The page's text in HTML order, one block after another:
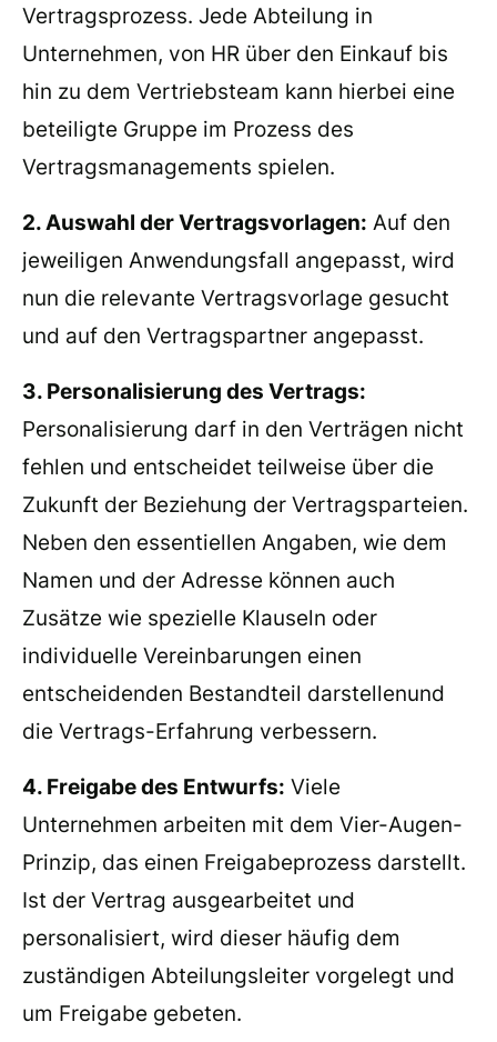
Vertragsprozess. Jede Abteilung in
Unternehmen, von HR über den Einkauf bis
hin zu dem Vertriebsteam kann hierbei eine
beteiligte Gruppe im Prozess des
Vertragsmanagements spielen.
2. Auswahl der Vertragsvorlagen: Auf den
jeweiligen Anwendungsfall angepasst, wird
nun die relevante Vertragsvorlage gesucht
und auf den Vertragspartner angepasst.
3. Personalisierung des Vertrags:
Personalisierung darf in den Verträgen nicht
fehlen und entscheidet teilweise über die
Zukunft der Beziehung der Vertragsparteien.
Neben den essentiellen Angaben, wie dem
Namen und der Adresse können auch
Zusätze wie spezielle Klauseln oder
individuelle Vereinbarungen einen
entscheidenden Bestandteil darstellenund
die Vertrags-Erfahrung verbessern.
4. Freigabe des Entwurfs: Viele
Unternehmen arbeiten mit dem Vier-Augen-
Prinzip, das einen Freigabeprozess darstellt.
Ist der Vertrag ausgearbeitet und
personalisiert, wird dieser häufig dem
zuständigen Abteilungsleiter vorgelegt und
um Freigabe gebeten.